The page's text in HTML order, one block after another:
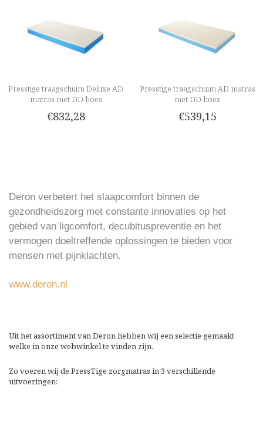
Presstige traagschuim Deluxe AD
matras met DD-hoes
€832,28
Presstige traagschuim AD matras
met DD-hoes
€539,15
Deron verbetert het slaapcomfort binnen de
gezondheidszorg met constante innovaties op het
gebied van ligcomfort, decubituspreventie en het
vermogen doeltreffende oplossingen te bieden voor
mensen met pijnklachten.
www.deron.nl
Uit het assortiment van Deron hebben wij een selectie gemaakt
welke in onze webwinkel te vinden zijn.
Zo voeren wij de PressTige zorgmatras in 3 verschillende
uitvoeringen: